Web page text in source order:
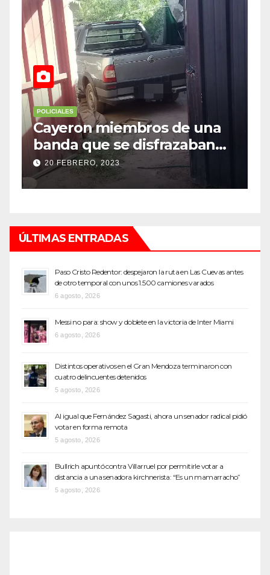
POLICIALES
Cayeron miembros de una
banda que se disfrazaban
de policía para robar
20 FEBRERO, 2023
ÚLTIMAS ENTRADAS
Paso Cristo Redentor: despejaron la ruta en Las Cuevas antes
de otro temporal con unos 1.500 camiones varados
6 agosto, 2026
Messi no para: show y doblete en la victoria de Inter Miami
6 agosto, 2026
Distintos operativos en el Gran Mendoza terminaron con
cuatro delincuentes detenidos
5 agosto, 2026
Al igual que Fernández Sagasti, ahora un senador radical pidió
votar en forma remota
5 agosto, 2026
Bullrich apuntó contra Villarruel por permitirle votar a
distancia a una senadora kirchnerista: “Es un mamarracho”
5 agosto, 2026